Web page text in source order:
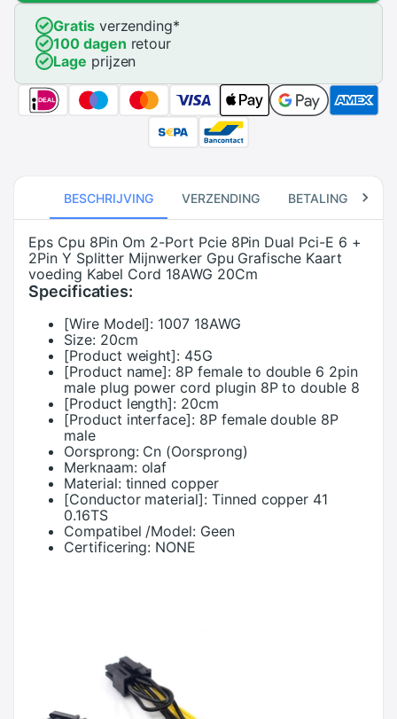
Gratisverzending*
100 dagen retour
Lage prijzen
BESCHRIJVING VERZENDING BETALING
Eps Cpu 8Pin Om 2-Port Pcie 8Pin Dual Pci-E 6 +
2Pin Y Splitter Mijnwerker Gpu Grafische Kaart
voeding Kabel Cord 18AWG 20Cm
Specificaties:
[Wire Model]: 1007 18AWG
Size: 20cm
[Product weight]: 45G
[Product name]: 8P female to double 6 2pin
male plug power cord plugin 8P to double 8
[Product length]: 20cm
[Product interface]: 8P female double 8P
male
Oorsprong: Cn (Oorsprong)
Merknaam: olaf
Material: tinned copper
[Conductor material]: Tinned copper 41
0.16TS
Compatibel /Model: Geen
Certificering: NONE